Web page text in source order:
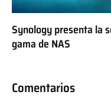
Synology presenta la
gama de NAS
Comentarios